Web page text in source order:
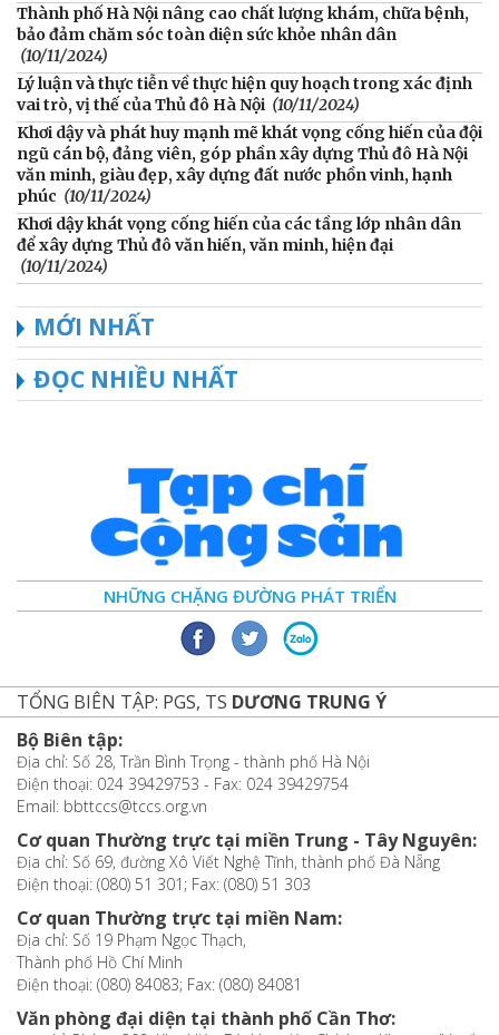
Thành phố Hà Nội nâng cao chất lượng khám, chữa bệnh,
bảo đảm chăm sóc toàn diện sức khỏe nhân dân
(10/11/2024)
Lý luận và thực tiễn về thực hiện quy hoạch trong xác định
vai trò, vị thế của Thủ đô Hà Nội (10/11/2024)
Khơi dậy và phát huy mạnh mẽ khát vọng cống hiến của đội
ngũ cán bộ, đảng viên, góp phần xây dựng Thủ đô Hà Nội
văn minh, giàu đẹp, xây dựng đất nước phồn vinh, hạnh
phúc (10/11/2024)
Khơi dậy khát vọng cống hiến của các tầng lớp nhân dân
để xây dựng Thủ đô văn hiến, văn minh, hiện đại
(10/11/2024)
MỚI NHẤT
ĐỌC NHIỀU NHẤT
NHỮNG CHẶNG ĐƯỜNG PHÁT TRIỂN
TỔNG BIÊN TẬP: PGS, TS DƯƠNG TRUNG Ý
Bộ Biên tập:
Địa chỉ: Số 28, Trần Bình Trọng - thành phố Hà Nội
Điện thoại: 024 39429753 - Fax: 024 39429754
Email: bbttccs@tccs.org.vn
Cơ quan Thường trực tại miền Trung - Tây Nguyên:
Địa chỉ: Số 69, đường Xô Viết Nghệ Tĩnh, thành phố Đà Nẵng
Điện thoại: (080) 51 301; Fax: (080) 51 303
Cơ quan Thường trực tại miền Nam:
Địa chỉ: Số 19 Phạm Ngọc Thạch,
Thành phố Hồ Chí Minh
Điện thoại: (080) 84083; Fax: (080) 84081
Văn phòng đại diện tại thành phố Cần Thơ: